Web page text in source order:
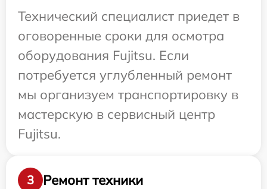
Технический специалист приедет в
оговоренные сроки для осмотра
оборудования Fujitsu. Если
потребуется углубленный ремонт
мы организуем транспортировку в
мастерскую в сервисный центр
Fujitsu.
3
Ремонт техники